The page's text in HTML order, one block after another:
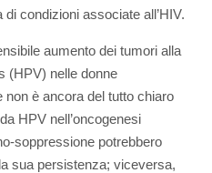
condizioni associate all’HIV.
aumento dei tumori alla
(HPV) nelle donne
è ancora del tutto chiaro
HPV nell’oncogenesi
soppressione potrebbero
sua persistenza; viceversa,